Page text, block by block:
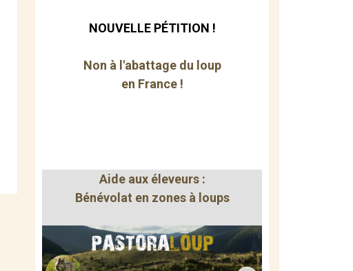
NOUVELLE PÉTITION !
Non à l'abattage du loup
en France !
Aide aux éleveurs :
Bénévolat en zones à loups